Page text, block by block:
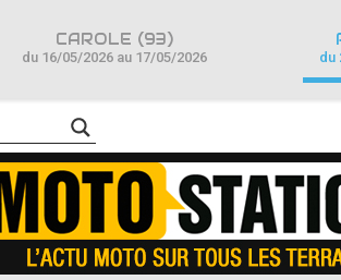
CAROLE (93)
du 16/05/2026 au 17/05/2026 du